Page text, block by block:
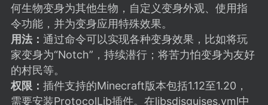
潮涌核心
永久赞助者
11-27 02:06
电脑端 社区规则
议贴】SodaMC 的改进与建议 🧃
社区的建议&反馈板块，欢迎每
何生物变身为其他生物，自定义变身外观、使用指
令功能，并为变身应用特殊效果。
用法： 通过命令可以实现各种变身效果，比如将玩
家变身为“Notch”，持续潜行；将苦力怕变身为友好
的村民等。
权限： 插件支持的Minecraft版本包括1.12至1.20，
需要安装ProtocolLib插件。在libsdisguises.yml中